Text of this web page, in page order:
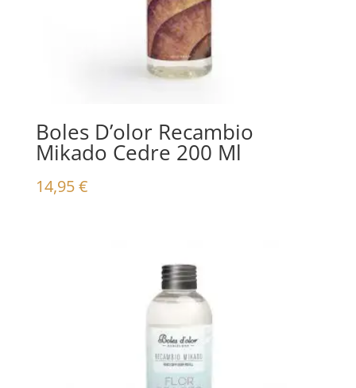
Boles D’olor Recambio
Mikado Cedre 200 Ml
14,95€